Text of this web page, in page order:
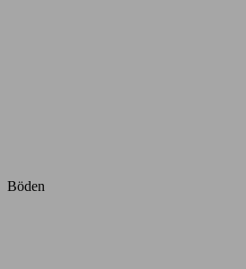
Böden